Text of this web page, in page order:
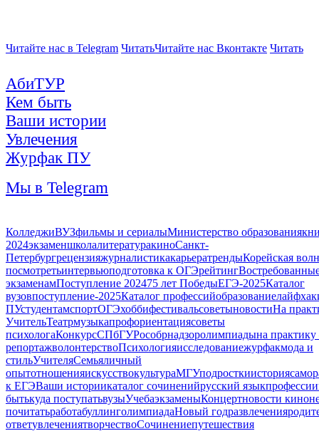
Читайте нас в Telegram ЧитатьЧитайте нас Вконтакте Читать
АбиТУР
Кем быть
Ваши истории
Увлечения
Журфак ПУ
Мы в Telegram
КолледжиВУЗфильмы и сериалыМинистерство образования
2024экзаменшколалитературакиноСанкт-
ПетербургрецензияжурналистикакарьератрендыКорейская
посмотретьинтервьюподготовка к ОГЭрейтинг
экзаменамПоступление 202475 лет ПобедыЕГЭ-2025Каталог
вузовпоступление-2025Каталог профессийобразование
ПУстудентамспортОГЭхоббифестивальсоветыновостиНа
УчительТеатрмузыкапрофориентациясоветы
психологаКонкурсСПбГУРособрнадзоролимпиадына
репортажволонтерствоПсихологияисследованиежурфакмода и
стильУчителяСемьяличный
опытотношенияискусствокультураМГУподросткиистория
к ЕГЭВаши историикаталог сочиненийрусский языкпрофессии
бытькуда поступатьвузыУчебаэкзаменыКонцертновости
почитатьработабуллинголимпиадаНовый годразвлечения
ответувлечениятворчествоСочинениепутешествия